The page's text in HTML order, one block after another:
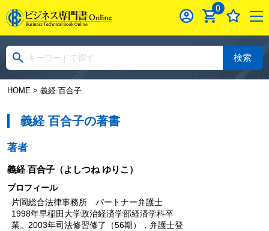
0
検索
HOME> 義経 百合子
義経 百合子の著書
著者
義経 百合子（よしつね ゆりこ）
プロフィール
片岡総合法律事務所 パートナー弁護士
1998年早稲田大学政治経済学部経済学科卒
業。2003年司法修習修了（56期），弁護士登